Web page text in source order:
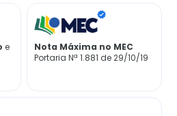
e
Nota Máxima no MEC
Portaria Nª 1.881 de 29/10/19